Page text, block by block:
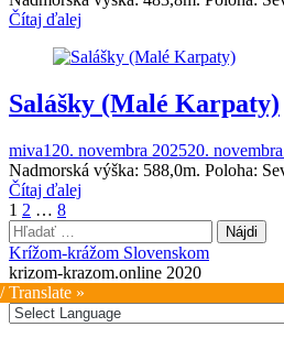
Čítaj ďalej
Salášky (Malé Karpaty)
miva1 20. novembra 202520.
Nadmorská výška: 588,0m. Poloha:
Čítaj ďalej
Stránkovanie
príspevkov
1 2 … 8
Hľadať:
Krížom-krážom Slovenskom
krizom-krazom.online 2020
Translate »